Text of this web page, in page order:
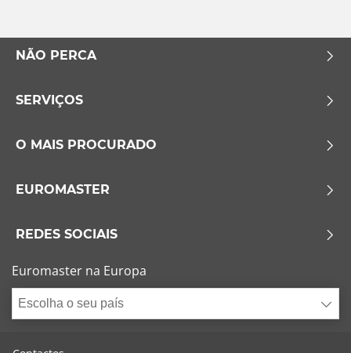
Esvaziamento limitado
Sem esvaziamento limitado (0)
Mais opções
NÃO PERCA
SERVIÇOS
O MAIS PROCURADO
EUROMASTER
REDES SOCIAIS
Euromaster na Europa
Escolha o seu país